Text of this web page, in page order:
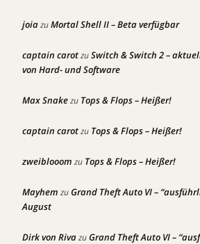
joiazuMortal Shell II – Beta verfügbar
captain carotzuSwitch & Switch 2 –
von Hard- und Software
Max Snakezu Tops & Flops – Heißer!
captain carotzu Tops & Flops – Heißer!
zweiblooom zu Tops & Flops – Heißer!
Mayhem zuGrand Theft Auto VI –
August
Dirk von RivazuGrand Theft Auto VI –